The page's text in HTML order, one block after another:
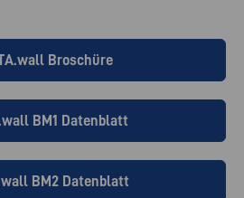
Broschüre
BM1 Datenblatt
BM2 Datenblatt